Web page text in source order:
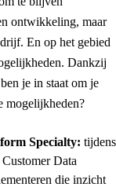
ontwikkeling, maar
En op het gebied
Dankzij
je in staat om je
mogelijkheden?
Specialty: tijdens
Data
die inzicht